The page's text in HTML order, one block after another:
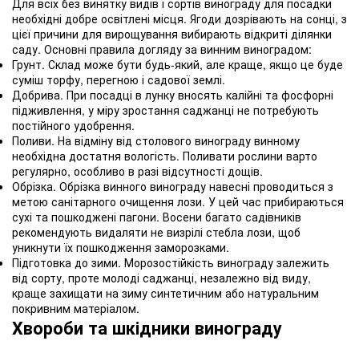
необхідні добре освітлені місця. Ягоди дозрівають на сонці, з
цієї причини для вирощування вибирають відкриті ділянки
саду. Основні правила догляду за винним виноградом:
Грунт. Склад може бути будь-який, але краще, якщо це буде
суміш торфу, перегною і садової землі.
Добрива. При посадці в лунку вносять калійні та фосфорні
підживлення, у міру зростання саджанці не потребують
постійного удобрення.
Поливи. На відміну від столового винограду винному
необхідна достатня вологість. Поливати рослини варто
регулярно, особливо в разі відсутності дощів.
Обрізка. Обрізка винного винограду навесні проводиться з
метою санітарного очищення лози. У цей час прибираються
сухі та пошкоджені пагони. Восени багато садівників
рекомендують видаляти не визрілі стебла лози, щоб
уникнути їх пошкодження заморозками.
Підготовка до зими. Морозостійкість винограду залежить
від сорту, проте молоді саджанці, незалежно від виду,
краще захищати на зиму синтетичним або натуральним
покривним матеріалом.
Хвороби та шкідники винограду